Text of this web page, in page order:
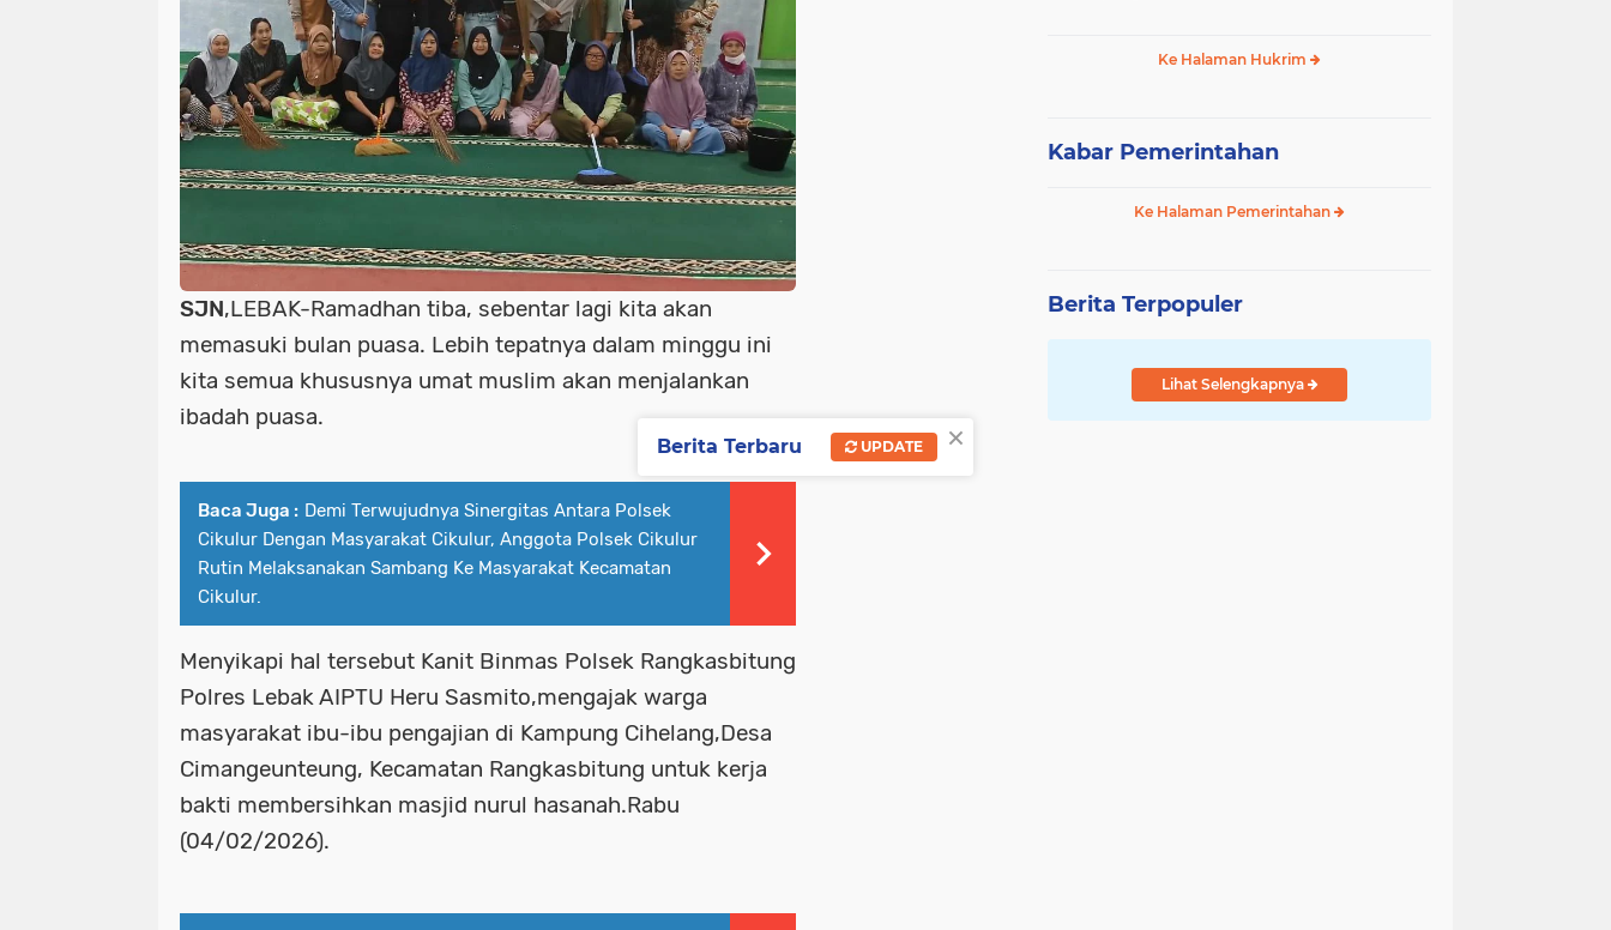
SJN,LEBAK-Ramadhan tiba, sebentar lagi kita akan
memasuki bulan puasa. Lebih tepatnya dalam minggu ini
kita semua khususnya umat muslim akan menjalankan
ibadah puasa.
Baca Juga : Demi Terwujudnya Sinergitas Antara Polsek
Cikulur Dengan Masyarakat Cikulur, Anggota Polsek Cikulur
Rutin Melaksanakan Sambang Ke Masyarakat Kecamatan
Cikulur.
Menyikapi hal tersebut Kanit Binmas Polsek Rangkasbitung
Polres Lebak AIPTU Heru Sasmito,mengajak warga
masyarakat ibu-ibu pengajian di Kampung Cihelang,Desa
Cimangeunteung, Kecamatan Rangkasbitung untuk kerja
bakti membersihkan masjid nurul hasanah.Rabu
(04/02/2026).
Merendahkan WartawanKe Halaman Hukrim
Kabar Pemerintahan
Ke Halaman Pemerintahan
Berita Terpopuler
Lihat Selengkapnya
×
Berita Terbaru UPDATE